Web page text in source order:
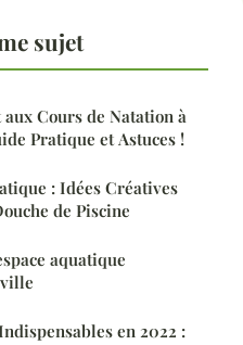
sujet
Cours de Natation à
Pratique et Astuces !
: Idées Créatives
de Piscine
aquatique
en 2022 :